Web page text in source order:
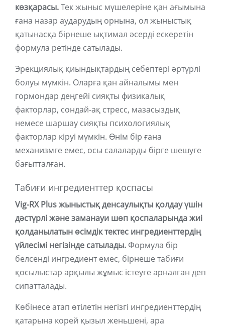
көзқарасы.Тек жыныс мүшелеріне қан ағымына
ғана назар аударудың орнына, ол жыныстық
қатынасқа бірнеше ықтимал әсерді ескеретін
формула ретінде сатылады.
Эрекциялық қиындықтардың себептері әртүрлі
болуы мүмкін. Оларға қан айналымы мен
гормондар деңгейі сияқты физикалық
факторлар, сондай-ақ стресс, мазасыздық
немесе шаршау сияқты психологиялық
факторлар кіруі мүмкін. Өнім бір ғана
механизмге емес, осы салаларды бірге шешуге
бағытталған.
Табиғи ингредиенттер қоспасы
Vig-RX Plus жыныстық денсаулықты қолдау үшін
дәстүрлі және заманауи шөп қоспаларында жиі
қолданылатын өсімдік тектес ингредиенттердің
үйлесімі негізінде сатылады. Формула бір
белсенді ингредиент емес, бірнеше табиғи
қосылыстар арқылы жұмыс істеуге арналған деп
сипатталады.
Көбінесе атап өтілетін негізгі ингредиенттердің
қатарына корей қызыл женьшені, ара